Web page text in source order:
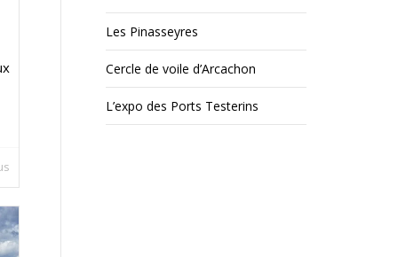
Les Pinasseyres
Cercle de voile d’Arcachon
L’expo des Ports Testerins